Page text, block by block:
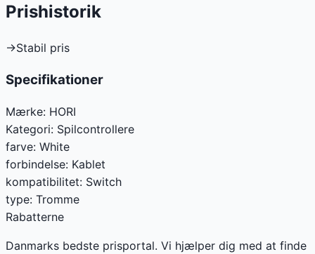
Prishistorik
→Stabil pris
Specifikationer
Mærke: HORI
Kategori: Spilcontrollere
farve: White
forbindelse: Kablet
kompatibilitet: Switch
type: Tromme
Rabatterne
Danmarks bedste prisportal. Vi hjælper dig med at finde